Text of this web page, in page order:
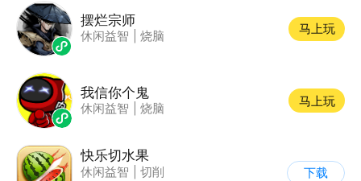
摆烂宗师
休闲益智 烧脑
马上玩
我信你个鬼
休闲益智 烧脑
马上玩
快乐切水果
休闲益智
切削
下载